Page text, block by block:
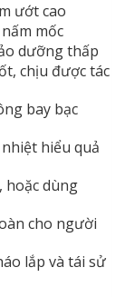
ướt cao
mốc
dưỡng thấp
chịu được tác
bay bạc
hiểu quả
hoặc dùng
cho người
lắp và tái sử